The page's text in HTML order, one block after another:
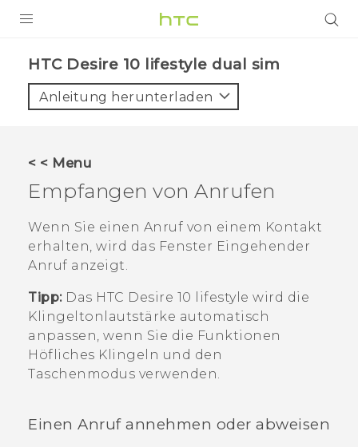
VIVE
UNTERSTÜTZUNG
HTC Desire 10 lifestyle dual sim‎
Anleitung herunterladen
< < Menu
Empfangen von Anrufen
Wenn Sie einen Anruf von einem Kontakt
erhalten, wird das Fenster Eingehender
Anruf anzeigt.
Tipp:Das HTC Desire 10 lifestyle wird die
Klingeltonlautstärke automatisch
anpassen, wenn Sie die Funktionen
Höfliches Klingeln und den
Taschenmodus verwenden.
Einen Anruf annehmen oder abweisen